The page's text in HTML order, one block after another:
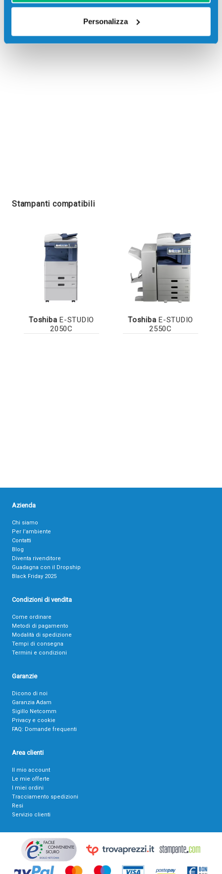
Personalizza
Recensioni
Stampanti compatibili
Toshiba E-STUDIO
2050C
Toshiba E-STUDIO
2550C
Azienda
Chi siamo
Per l’ambiente
Contatti
Blog
Diventa rivenditore
Guadagna con il Dropship
Black Friday 2025
Condizioni di vendita
Come ordinare
Metodi di pagamento
Modalità di spedizione
Tempi di consegna
Termini e condizioni
Garanzie
Dicono di noi
Garanzia Adam
Sigillo Netcomm
Privacy e cookie
FAQ: Domande frequenti
Area clienti
Il mio account
Le mie offerte
I miei ordini
Tracciamento spedizioni
Resi
Servizio clienti